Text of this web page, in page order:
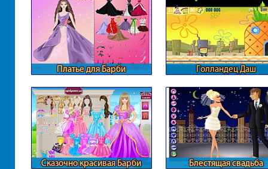
Платье для Барби Голландец Даш
Сказочно красивая Барби Блестящая свадьба